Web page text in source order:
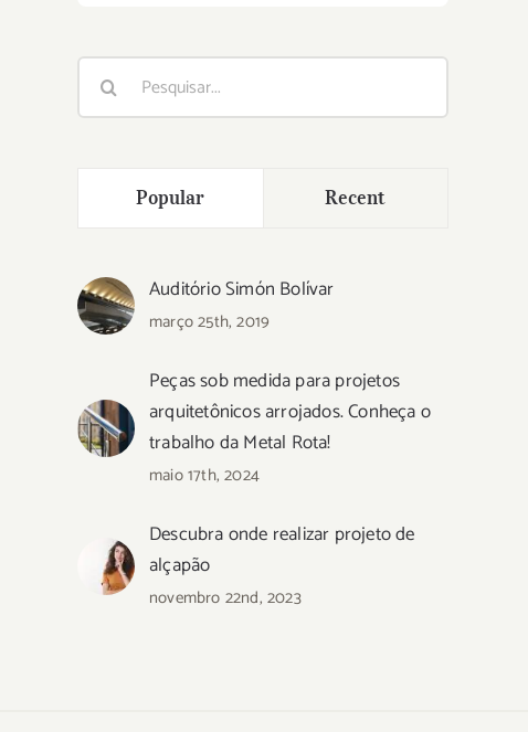
Buscar
resultados
Popular Recent
Auditório Simón Bolívar
março 25th, 2019
Peças sob medida para projetos
arquitetônicos arrojados. Conheça o
trabalho da Metal Rota!
maio 17th, 2024
Descubra onde realizar projeto de
alçapão
novembro 22nd, 2023